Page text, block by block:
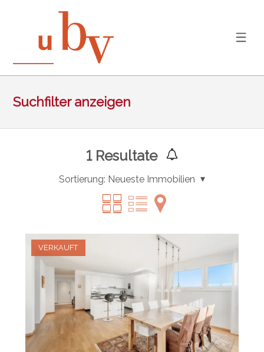
Suchfilter anzeigen
1Resultate
Sortierung: Neueste Immobilien
VERKAUFT